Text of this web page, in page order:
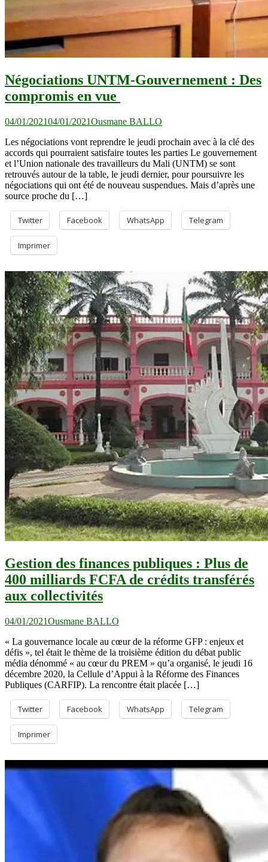
Négociations UNTM-Gouvernement : Des
compromis en vue
04/01/202104/01/2021Ousmane BALLO
Les négociations vont reprendre le jeudi prochain avec à la clé des
accords qui pourraient satisfaire toutes les parties Le gouvernement
et l’Union nationale des travailleurs du Mali (UNTM) se sont
retrouvés autour de la table, le jeudi dernier, pour poursuivre les
négociations qui ont été de nouveau suspendues. Mais d’après une
source proche du […]
Twitter Facebook WhatsApp Telegram
Imprimer
Gestion des finances publiques : Plus de
400 milliards FCFA de crédits transférés
aux collectivités
04/01/2021Ousmane BALLO
« La gouvernance locale au cœur de la réforme GFP : enjeux et
défis », tel était le thème de la troisième édition du débat public
média dénommé « au cœur du PREM » qu’a organisé, le jeudi 16
décembre 2020, la Cellule d’Appui à la Réforme des Finances
Publiques (CARFIP). La rencontre était placée […]
Twitter Facebook WhatsApp Telegram
Imprimer